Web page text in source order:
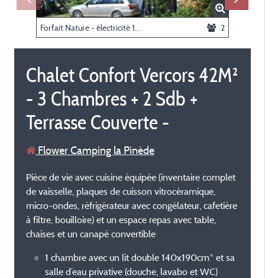
2
Chalet Confort Vercors 42M²
- 3 Chambres + 2 Sdb +
Terrasse Couverte -
Flower Camping la Pinède
Pièce de vie avec cuisine équipée (inventaire complet
de vaisselle, plaques de cuisson vitrocéramique,
micro-ondes, réfrigérateur avec congélateur, cafetière
à filtre, bouilloire) et un espace repas avec table,
chaises et un canapé convertible
1 chambre avec un lit double 140x190cm* et sa
salle d’eau privative (douche, lavabo et WC)